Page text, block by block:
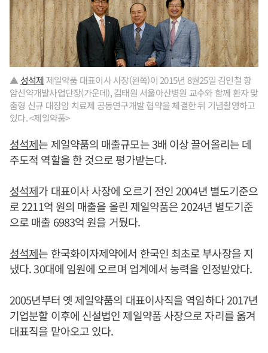
▲ 성석제 제일약품 대표이사 사장(왼쪽)이 2015년 8월25일 김인철 항
암신약개발사업단장(가운데), 김태원 서울아산병원 교수와 함께 환자 맞
춤형 신규 대장암 치료제 공동연구개발 협약을 체결한 뒤 기념촬영하고
있다. <제일약품>
성석제는 제일약품의 매출규모는 3배 이상 끌어올리는 데
주도적 역할을 한 것으로 평가받는다.
성석제가 대표이사 사장에 오르기 전인 2004년 별도기준으
로 2211억 원의 매출을 올린 제일약품은 2024년 별도기준
으로 매출 6983억 원을 거뒀다.
성석제는 한국화이자제약에서 한국인 최초로 부사장을 지
냈다. 30대에 임원에 오르며 업계에서 능력을 인정받았다.
2005년부터 옛 제일약품의 대표이사직을 역임하다 2017년
기업분할 이후에 신설법인 제일약품 사장으로 자리를 옮겨
대표직을 맡아오고 있다.